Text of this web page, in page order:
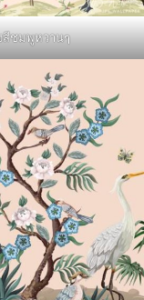
สีชมพูหวานๆ